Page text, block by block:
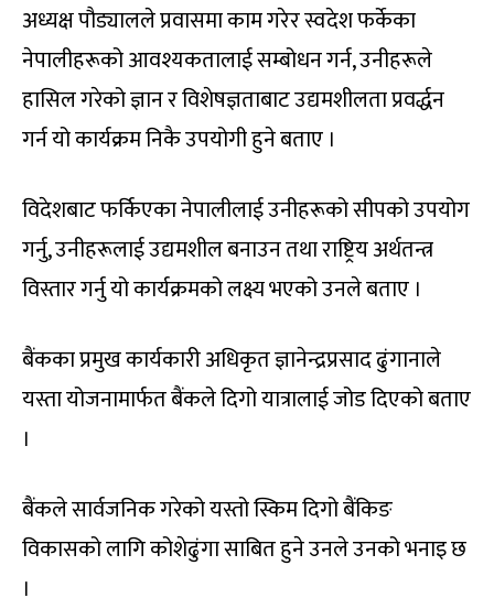
अध्यक्ष पौड्यालले प्रवासमा काम गरेर स्वदेश फर्केका
नेपालीहरूको आवश्यकतालाई सम्बोधन गर्न, उनीहरूले
हासिल गरेको ज्ञान र विशेषज्ञताबाट उद्यमशीलता प्रवर्द्धन
गर्न यो कार्यक्रम निकै उपयोगी हुने बताए ।
विदेशबाट फर्किएका नेपालीलाई उनीहरूको सीपको उपयोग
गर्नु, उनीहरूलाई उद्यमशील बनाउन तथा राष्ट्रिय अर्थतन्त्र
विस्तार गर्नु यो कार्यक्रमको लक्ष्य भएको उनले बताए ।
बैंकका प्रमुख कार्यकारी अधिकृत ज्ञानेन्द्रप्रसाद ढुंगानाले
यस्ता योजनामार्फत बैंकले दिगो यात्रालाई जोड दिएको बताए
।
बैंकले सार्वजनिक गरेको यस्तो स्किम दिगो बैंकिङ
विकासको लागि कोशेढुंगा साबित हुने उनले उनको भनाइ छ
।